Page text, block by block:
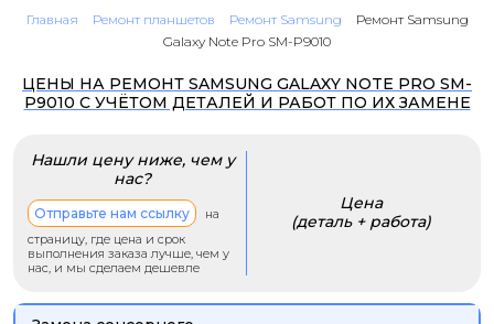
Главная Ремонт планшетов Ремонт Samsung
Ремонт Samsung
Galaxy Note Pro SM-P9010
ЦЕНЫ НА РЕМОНТ SAMSUNG GALAXY NOTE PRO SM-
P9010 С УЧЁТОМ ДЕТАЛЕЙ И РАБОТ ПО ИХ ЗАМЕНЕ
Нашли цену ниже, чем у
нас?
Отправьте нам ссылку
на
страницу, где цена и срок
выполнения заказа лучше, чем у
нас, и мы сделаем дешевле
Цена
(деталь + работа)